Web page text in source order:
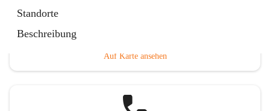
Standorte
Beschreibung
Auf Karte ansehen